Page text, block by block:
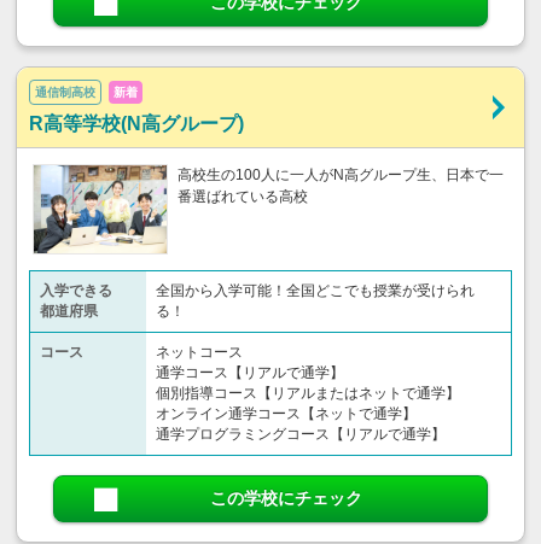
通信制高校 新着
R高等学校(N高グループ)
高校生の100人に一人がN高グループ生、日本で一
番選ばれている高校
入学できる
都道府県
全国から入学可能！全国どこでも授業が受けられ
る！
コース
ネットコース
通学コース【リアルで通学】
個別指導コース【リアルまたはネットで通学】
オンライン通学コース【ネットで通学】
通学プログラミングコース【リアルで通学】
この学校にチェック